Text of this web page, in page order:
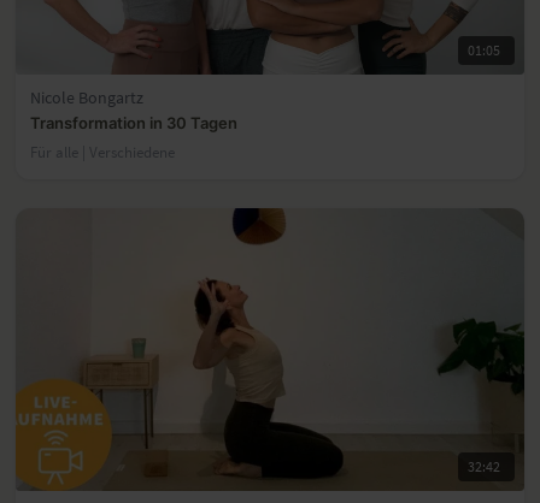
01:05
Nicole Bongartz
Transformation in 30 Tagen
Für alle | Verschiedene
32:42